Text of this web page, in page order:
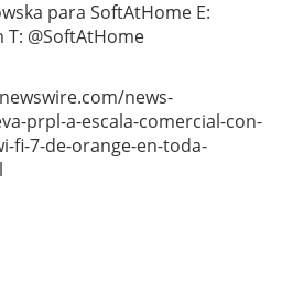
para SoftAtHome E:
T: @SoftAtHome
news-
prpl-a-escala-comercial-con-
fi-7-de-orange-en-toda-